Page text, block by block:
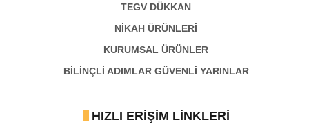
TEGV DÜKKAN
NİKAH ÜRÜNLERİ
KURUMSAL ÜRÜNLER
BILINÇLI ADIMLAR GÜVENLI YARINLAR
HIZLI ERIŞIM LINKLERI